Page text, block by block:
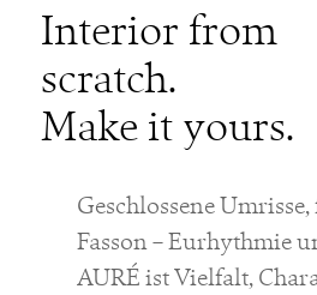
Interior from
scratch.
Make it yours.
Geschlossene
Fasson – Eurhythmie
AURÉ ist Vielfalt,